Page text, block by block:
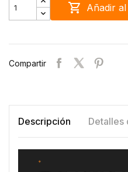
 Añadir
Compartir
Descripción Detalles